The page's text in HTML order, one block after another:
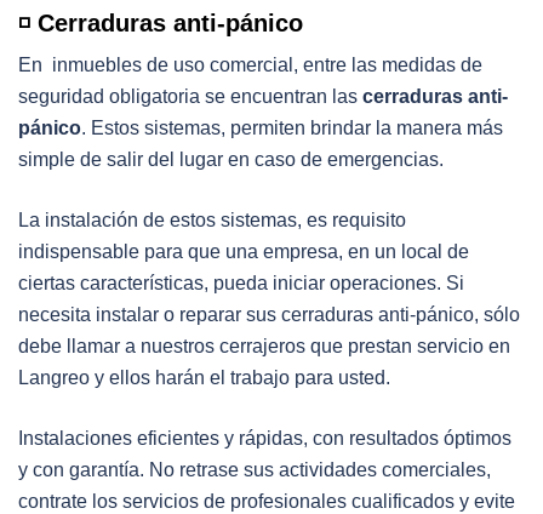
◽️ Cerraduras anti-pánico
En inmuebles de uso comercial, entre las medidas de
seguridad obligatoria se encuentran las cerraduras anti-
pánico. Estos sistemas, permiten brindar la manera más
simple de salir del lugar en caso de emergencias.
La instalación de estos sistemas, es requisito
indispensable para que una empresa, en un local de
ciertas características, pueda iniciar operaciones. Si
necesita instalar o reparar sus cerraduras anti-pánico, sólo
debe llamar a nuestros cerrajeros que prestan servicio en
Langreo y ellos harán el trabajo para usted.
Instalaciones eficientes y rápidas, con resultados óptimos
y con garantía. No retrase sus actividades comerciales,
contrate los servicios de profesionales cualificados y evite